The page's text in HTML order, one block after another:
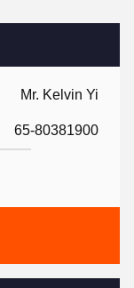
Mr. Kelvin Yi
65-80381900